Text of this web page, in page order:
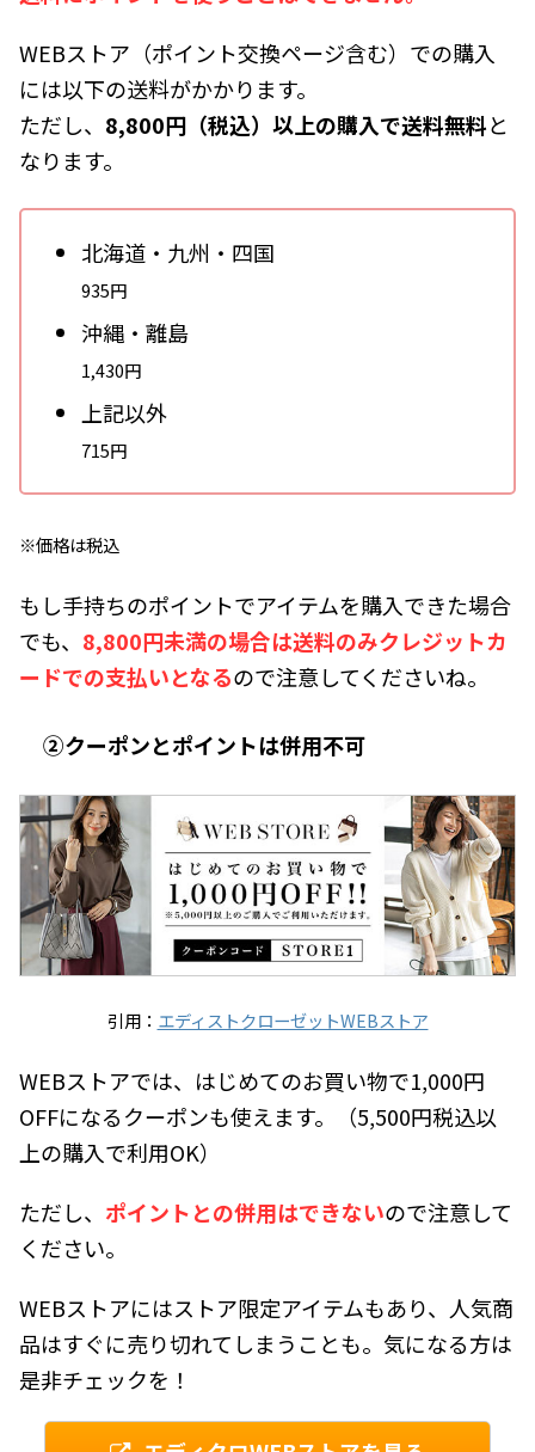
WEBストア（ポイント交換ページ含む）での購入
には以下の送料がかかります。
ただし、 8,800円（税込）以上の購入で送料無料と
なります。
北海道・九州・四国
935円
沖縄・離島
1,430円
上記以外
715円
※価格は税込
もし手持ちのポイントでアイテムを購入できた場合
でも、 8,800円未満の場合は送料のみクレジットカ
ードでの支払いとなるので注意してくださいね。
②クーポンとポイントは併用不可
引用： エディストクローゼットWEBストア
WEBストアでは、はじめてのお買い物で1,000円
OFFになるクーポンも使えます。（5,500円税込以
上の購入で利用OK）
ただし、 ポイントとの併用はできないので注意して
ください。
WEBストアにはストア限定アイテムもあり、人気商
品はすぐに売り切れてしまうことも。気になる方は
是非チェックを！